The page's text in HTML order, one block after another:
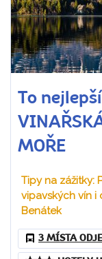
To
MOŘE
Tipy na zážitky:
vipavských vín i
Benátek
3 MÍSTA